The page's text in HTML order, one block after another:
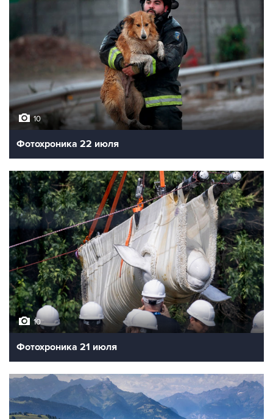
10
Фотохроника 22 июля
10
Фотохроника 21 июля